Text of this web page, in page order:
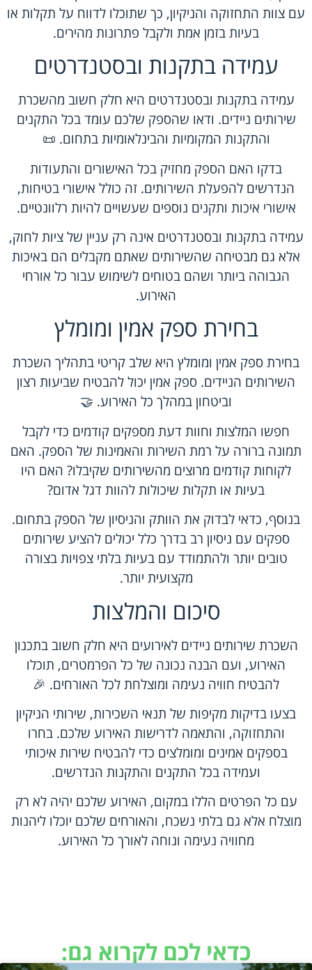
עם צוות התחזוקה והניקיון, כך שתוכלו לדווח על תקלות או
בעיות בזמן אמת ולקבל פתרונות מהירים.
עמידה בתקנות ובסטנדרטים
עמידה בתקנות ובסטנדרטים היא חלק חשוב מהשכרת
שירותים ניידים. ודאו שהספק שלכם עומד בכל התקנים
והתקנות המקומיות והבינלאומיות בתחום. 📜
בדקו האם הספק מחזיק בכל האישורים והתעודות
הנדרשים להפעלת השירותים. זה כולל אישורי בטיחות,
אישורי איכות ותקנים נוספים שעשויים להיות רלוונטיים.
עמידה בתקנות ובסטנדרטים אינה רק עניין של ציות לחוק,
אלא גם מבטיחה שהשירותים שאתם מקבלים הם באיכות
הגבוהה ביותר ושהם בטוחים לשימוש עבור כל אורחי
האירוע.
בחירת ספק אמין ומומלץ
בחירת ספק אמין ומומלץ היא שלב קריטי בתהליך השכרת
השירותים הניידים. ספק אמין יכול להבטיח שביעות רצון
וביטחון במהלך כל האירוע. 🤝
חפשו המלצות וחוות דעת מספקים קודמים כדי לקבל
תמונה ברורה על רמת השירות והאמינות של הספק. האם
לקוחות קודמים מרוצים מהשירותים שקיבלו? האם היו
בעיות או תקלות שיכולות להוות דגל אדום?
בנוסף, כדאי לבדוק את הוותק והניסיון של הספק בתחום.
ספקים עם ניסיון רב בדרך כלל יכולים להציע שירותים
טובים יותר ולהתמודד עם בעיות בלתי צפויות בצורה
מקצועית יותר.
סיכום והמלצות
השכרת שירותים ניידים לאירועים היא חלק חשוב בתכנון
האירוע, ועם הבנה נכונה של כל הפרמטרים, תוכלו
להבטיח חוויה נעימה ומוצלחת לכל האורחים. 🎉
בצעו בדיקות מקיפות של תנאי השכירות, שירותי הניקיון
והתחזוקה, והתאמה לדרישות האירוע שלכם. בחרו
בספקים אמינים ומומלצים כדי להבטיח שירות איכותי
ועמידה בכל התקנים והתקנות הנדרשים.
עם כל הפרטים הללו במקום, האירוע שלכם יהיה לא רק
מוצלח אלא גם בלתי נשכח, והאורחים שלכם יוכלו ליהנות
מחוויה נעימה ונוחה לאורך כל האירוע.
כדאי לכם לקרוא גם: